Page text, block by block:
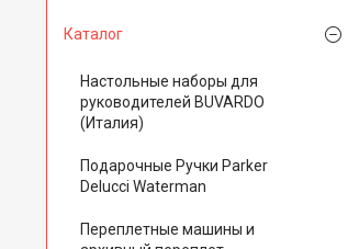
Каталог
Настольные наборы для
руководителей BUVARDO
(Италия)
Подарочные Ручки Parker
Delucci Waterman
Переплетные машины и